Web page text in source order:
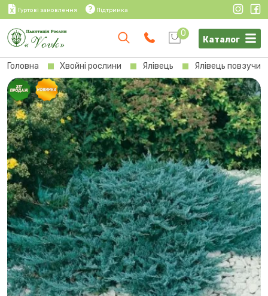
Гуртові замовлення Підтримка
0
Каталог
Головна Хвойні рослини Ялівець Ялівець